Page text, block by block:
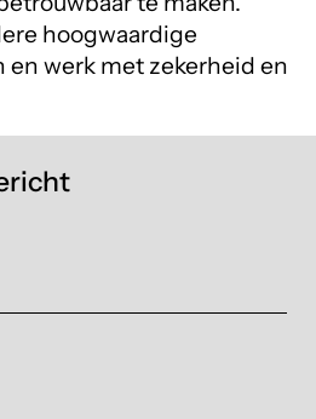
hoogwaardige
werk met zekerheid en